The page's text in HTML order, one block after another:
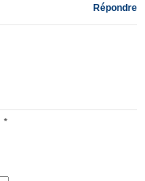
Répondre
*